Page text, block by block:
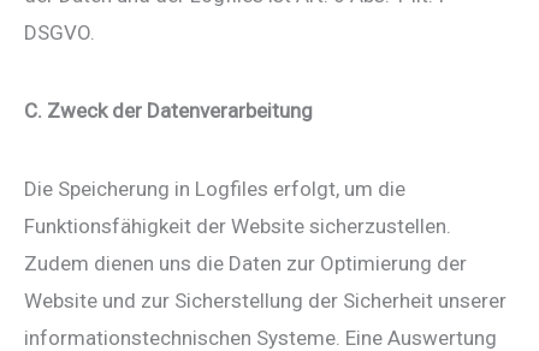
DSGVO.
C. Zweck der Datenverarbeitung
Die Speicherung in Logfiles erfolgt, um die
Funktionsfähigkeit der Website sicherzustellen.
Zudem dienen uns die Daten zur Optimierung der
Website und zur Sicherstellung der Sicherheit unserer
informationstechnischen Systeme. Eine Auswertung